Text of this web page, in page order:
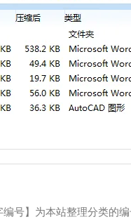
号】为本站整理分类的